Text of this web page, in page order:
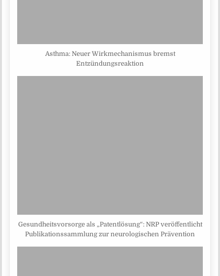
Asthma: Neuer Wirkmechanismus bremst
Entzündungsreaktion
Gesundheitsvorsorge als „Patentlösung“: NRP veröffentlicht
Publikationssammlung zur neurologischen Prävention